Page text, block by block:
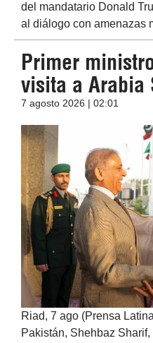
del mandatario Donald
al diálogo con amenazas
Primer
visita a Arabia
7 agosto 2026 | 02:01
Riad, 7 ago (Prensa
Pakistán, Shehbaz